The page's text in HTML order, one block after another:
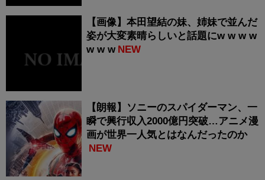
【画像】本田望結の妹、姉妹で並んだ
姿が大変素晴らしいと話題にw w w w
w w w NEW
【朗報】ソニーのスパイダーマン、一
瞬で興行収入2000億円突破…アニメ漫
画が世界一人気とはなんだったのか
NEW